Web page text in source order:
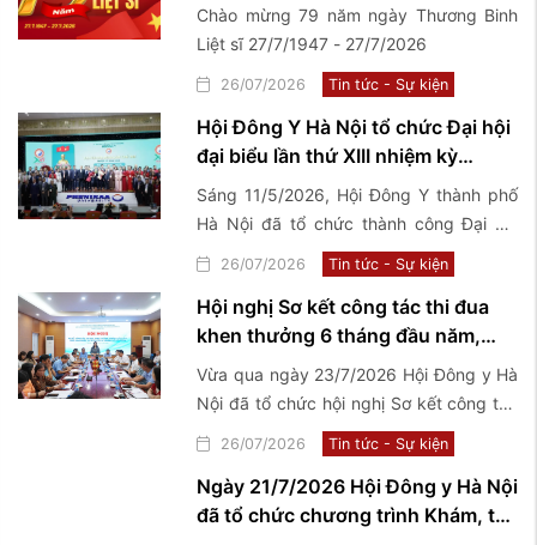
Chào mừng 79 năm ngày Thương Binh
Liệt sĩ 27/7/1947 - 27/7/2026
26/07/2026 Tin tức - Sự kiện
Hội Đông Y Hà Nội tổ chức Đại hội
đại biểu lần thứ XIII nhiệm kỳ
2026-2031
Sáng 11/5/2026, Hội Đông Y thành phố
Hà Nội đã tổ chức thành công Đại hội
Đại biểu lần thứ XIII nhiệm kỳ 2026-2031
với chủ đề "Kế thừa - Đổi mới - Chuẩn
hóa - Phát triển".
26/07/2026 Tin tức - Sự kiện
Hội nghị Sơ kết công tác thi đua
khen thưởng 6 tháng đầu năm,
triển khai nhiệm vụ trọng tâm 6
tháng cuối năm 2026
Vừa qua ngày 23/7/2026 Hội Đông y Hà
Nội đã tổ chức hội nghị Sơ kết công tác
thi đua khen thưởng 6 tháng đầu năm,
triển khai nhiệm vụ trọng tâm 6 tháng
cuối năm 2026
26/07/2026 Tin tức - Sự kiện
Ngày 21/7/2026 Hội Đông y Hà Nội
đã tổ chức chương trình Khám, tư